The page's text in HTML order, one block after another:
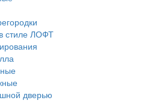
стиле ЛОФТ
дверью